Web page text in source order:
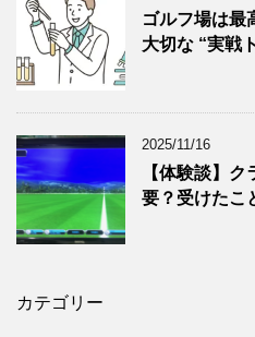
ゴルフ場は最
大切な “実戦
2025/11/16
【体験談】
要？受けたこ
カテゴリー